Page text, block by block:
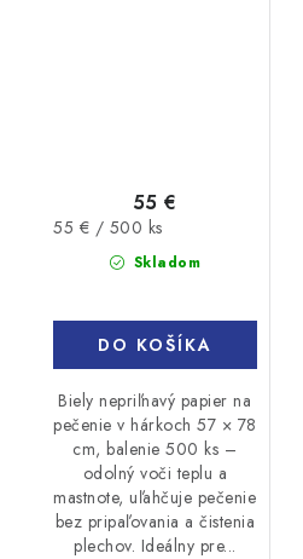
Skladom
55 €
Jednotková
55 € / 500 ks
DO KOŠÍKA
Biely nepriľnavý papier na
pečenie v hárkoch 57 × 78
cm, balenie 500 ks –
odolný voči teplu a
mastnote, uľahčuje pečenie
bez pripaľovania a čistenia
plechov. Ideálny pre...